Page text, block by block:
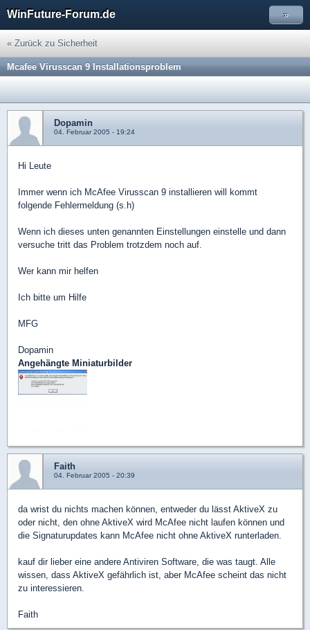
WinFuture-Forum.de »
« Zurück zu Sicherheit
Mcafee Virusscan 9 Installationsproblem
Dopamin
04. Februar 2005 - 19:24
Hi Leute
Immer wenn ich McAfee Virusscan 9 installieren will kommt
folgende Fehlermeldung (s.h)
Wenn ich dieses unten genannten Einstellungen einstelle und dann
versuche tritt das Problem trotzdem noch auf.
Wer kann mir helfen
Ich bitte um Hilfe
MFG
Dopamin
Angehängte Miniaturbilder
Faith
04. Februar 2005 - 20:39
da wrist du nichts machen können, entweder du lässt AktiveX zu
oder nicht, den ohne AktiveX wird McAfee nicht laufen können und
die Signaturupdates kann McAfee nicht ohne AktiveX runterladen.
kauf dir lieber eine andere Antiviren Software, die was taugt. Alle
wissen, dass AktiveX gefährlich ist, aber McAfee scheint das nicht
zu interessieren.
Faith